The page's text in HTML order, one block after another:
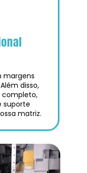
disso,
suporte
matriz.